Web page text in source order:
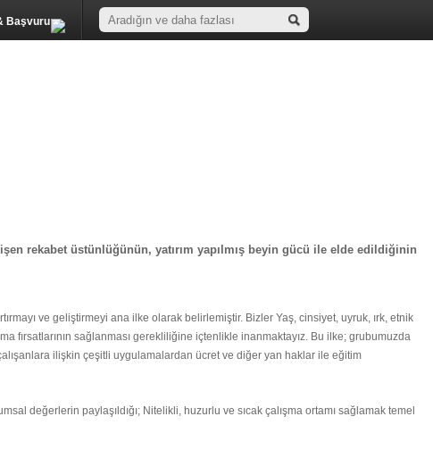
Başvuru
rekabet üstünlüğünün, yatırım yapılmış beyin gücü ile elde edildiğinin
ve geliştirmeyi ana ilke olarak belirlemiştir. Bizler Yaş, cinsiyet, uyruk, ırk, etnik
fırsatlarının sağlanması gerekliliğine içtenlikle inanmaktayız. Bu ilke; grubumuzda
ilişkin çeşitli uygulamalardan ücret ve diğer yan haklar ile eğitim
değerlerin paylaşıldığı; Nitelikli, huzurlu ve sıcak çalışma ortamı sağlamak temel